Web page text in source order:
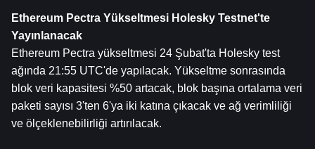
Ethereum Pectra Yükseltmesi Holesky Testnet'te
Yayınlanacak
Ethereum Pectra yükseltmesi 24 Şubat'ta Holesky test
ağında 21:55 UTC'de yapılacak. Yükseltme sonrasında
blok veri kapasitesi %50 artacak, blok başına ortalama veri
paketi sayısı 3'ten 6'ya iki katına çıkacak ve ağ verimliliği
ve ölçeklenebilirliği artırılacak.